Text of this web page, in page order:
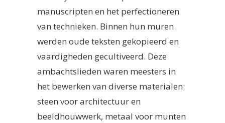
manuscripten en het perfectioneren
van technieken. Binnen hun muren
werden oude teksten gekopieerd en
vaardigheden gecultiveerd. Deze
ambachtslieden waren meesters in
het bewerken van diverse materialen:
steen voor architectuur en
beeldhouwwerk, metaal voor munten